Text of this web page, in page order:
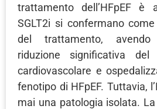
trattamento dell’HFpEF è
SGLT2i si confermano
del trattamento,
riduzione significativa
cardiovascolare e
fenotipo di HFpEF. Tuttavia,
mai una patologia isolata.